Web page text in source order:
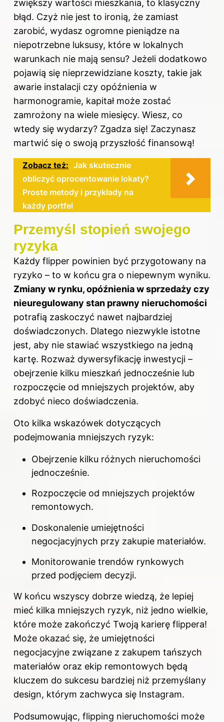
zwiększy wartości mieszkania, to klasyczny
błąd. Czyż nie jest to ironią, że zamiast
zarobić, wydasz ogromne pieniądze na
niepotrzebne luksusy, które w lokalnych
warunkach nie mają sensu? Jeżeli dodatkowo
pojawią się nieprzewidziane koszty, takie jak
awarie instalacji czy opóźnienia w
harmonogramie, kapitał może zostać
zamrożony na wiele miesięcy. Wiesz, co
wtedy się wydarzy? Zgadza się! Zaczynasz
martwić się o swoją przyszłość finansową!
Zobacz też: Jak skutecznie
obliczyć oprocentowanie lokaty?
Proste metody i przykłady na
każdy portfel
Przemyśl stopień swojego
ryzyka
Każdy flipper powinien być przygotowany na
ryzyko – to w końcu gra o niepewnym wyniku.
Zmiany w rynku, opóźnienia w sprzedaży czy
nieuregulowany stan prawny nieruchomości
potrafią zaskoczyć nawet najbardziej
doświadczonych. Dlatego niezwykle istotne
jest, aby nie stawiać wszystkiego na jedną
kartę. Rozważ dywersyfikację inwestycji –
obejrzenie kilku mieszkań jednocześnie lub
rozpoczęcie od mniejszych projektów, aby
zdobyć nieco doświadczenia.
Oto kilka wskazówek dotyczących
podejmowania mniejszych ryzyk:
Obejrzenie kilku różnych nieruchomości
jednocześnie.
Rozpoczęcie od mniejszych projektów
remontowych.
Doskonalenie umiejętności
negocjacyjnych przy zakupie materiałów.
Monitorowanie trendów rynkowych
przed podjęciem decyzji.
W końcu wszyscy dobrze wiedzą, że lepiej
mieć kilka mniejszych ryzyk, niż jedno wielkie,
które może zakończyć Twoją karierę flippera!
Może okazać się, że umiejętności
negocjacyjne związane z zakupem tańszych
materiałów oraz ekip remontowych będą
kluczem do sukcesu bardziej niż przemyślany
design, którym zachwyca się Instagram.
Podsumowując, flipping nieruchomości może